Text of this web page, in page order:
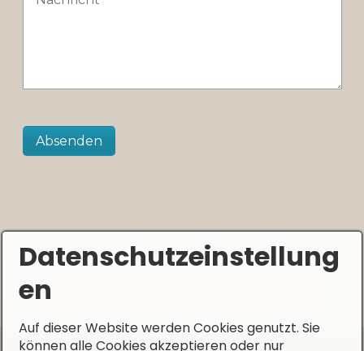
Datenschutzeinstellung
en
Auf dieser Website werden Cookies genutzt. Sie
können alle Cookies akzeptieren oder nur